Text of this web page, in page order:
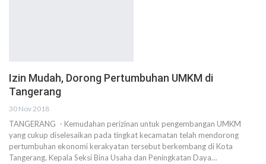
Izin Mudah, Dorong Pertumbuhan UMKM di
Tangerang
30 Nov 2018
TANGERANG - Kemudahan perizinan untuk pengembangan UMKM
yang cukup diselesaikan pada tingkat kecamatan telah mendorong
pertumbuhan ekonomi kerakyatan tersebut berkembang di Kota
Tangerang. Kepala Seksi Bina Usaha dan Peningkatan Daya…